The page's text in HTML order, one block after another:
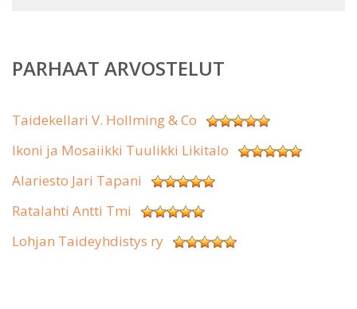
PARHAAT ARVOSTELUT
Taidekellari V. Hollming & Co
Ikoni ja Mosaiikki Tuulikki Likitalo
Alariesto Jari Tapani
Ratalahti Antti Tmi
Lohjan Taideyhdistys ry